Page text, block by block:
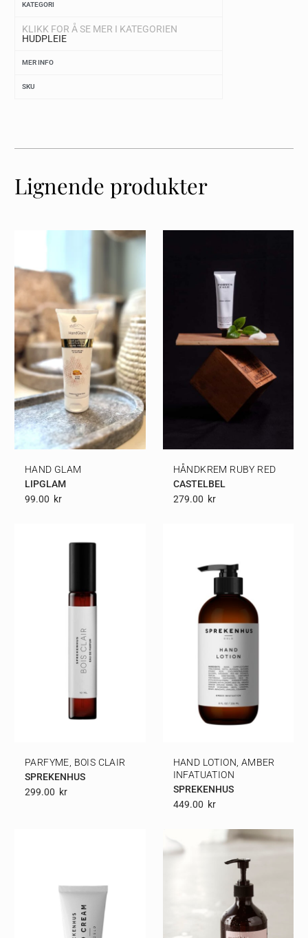
KATEGORI
KLIKK FOR Å SE MER I KATEGORIEN
HUDPLEIE
MER INFO
SKU
Lignende produkter
HAND GLAM
LIPGLAM
99.00 Kr
HÅNDKREM RUBY RED
CASTELBEL
279.00 Kr
PARFYME, BOIS CLAIR
SPREKENHUS
299.00 Kr
HAND LOTION, AMBER
INFATUATION
SPREKENHUS
449.00 Kr